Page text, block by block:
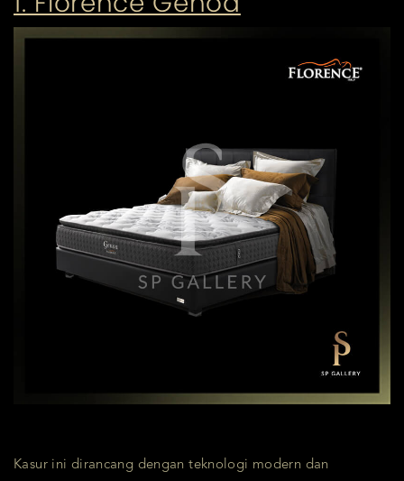
Kasur ini dirancang dengan teknologi modern dan